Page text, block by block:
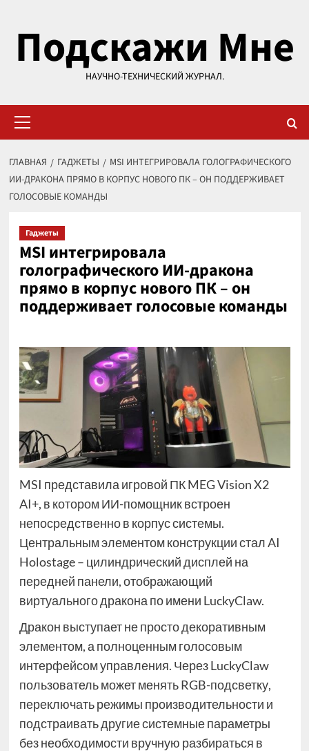
содержимому
Подскажи Мне
НАУЧНО-ТЕХНИЧЕСКИЙ ЖУРНАЛ.
меню
ГЛАВНАЯ ГАДЖЕТЫ
MSI ИНТЕГРИРОВАЛА ГОЛОГРАФИЧЕСКОГО
ИИ-ДРАКОНА ПРЯМО В КОРПУС НОВОГО ПК – ОН ПОДДЕРЖИВАЕТ
ГОЛОСОВЫЕ КОМАНДЫ
Гаджеты
MSI интегрировала
голографического ИИ-дракона
прямо в корпус нового ПК – он
поддерживает голосовые команды
MSI представила игровой ПК MEG Vision X2
AI+, в котором ИИ-помощник встроен
непосредственно в корпус системы.
Центральным элементом конструкции стал AI
Holostage – цилиндрический дисплей на
передней панели, отображающий
виртуального дракона по имени LuckyClaw.
Дракон выступает не просто декоративным
элементом, а полноценным голосовым
интерфейсом управления. Через LuckyClaw
пользователь может менять RGB-подсветку,
переключать режимы производительности и
подстраивать другие системные параметры
без необходимости вручную разбираться в